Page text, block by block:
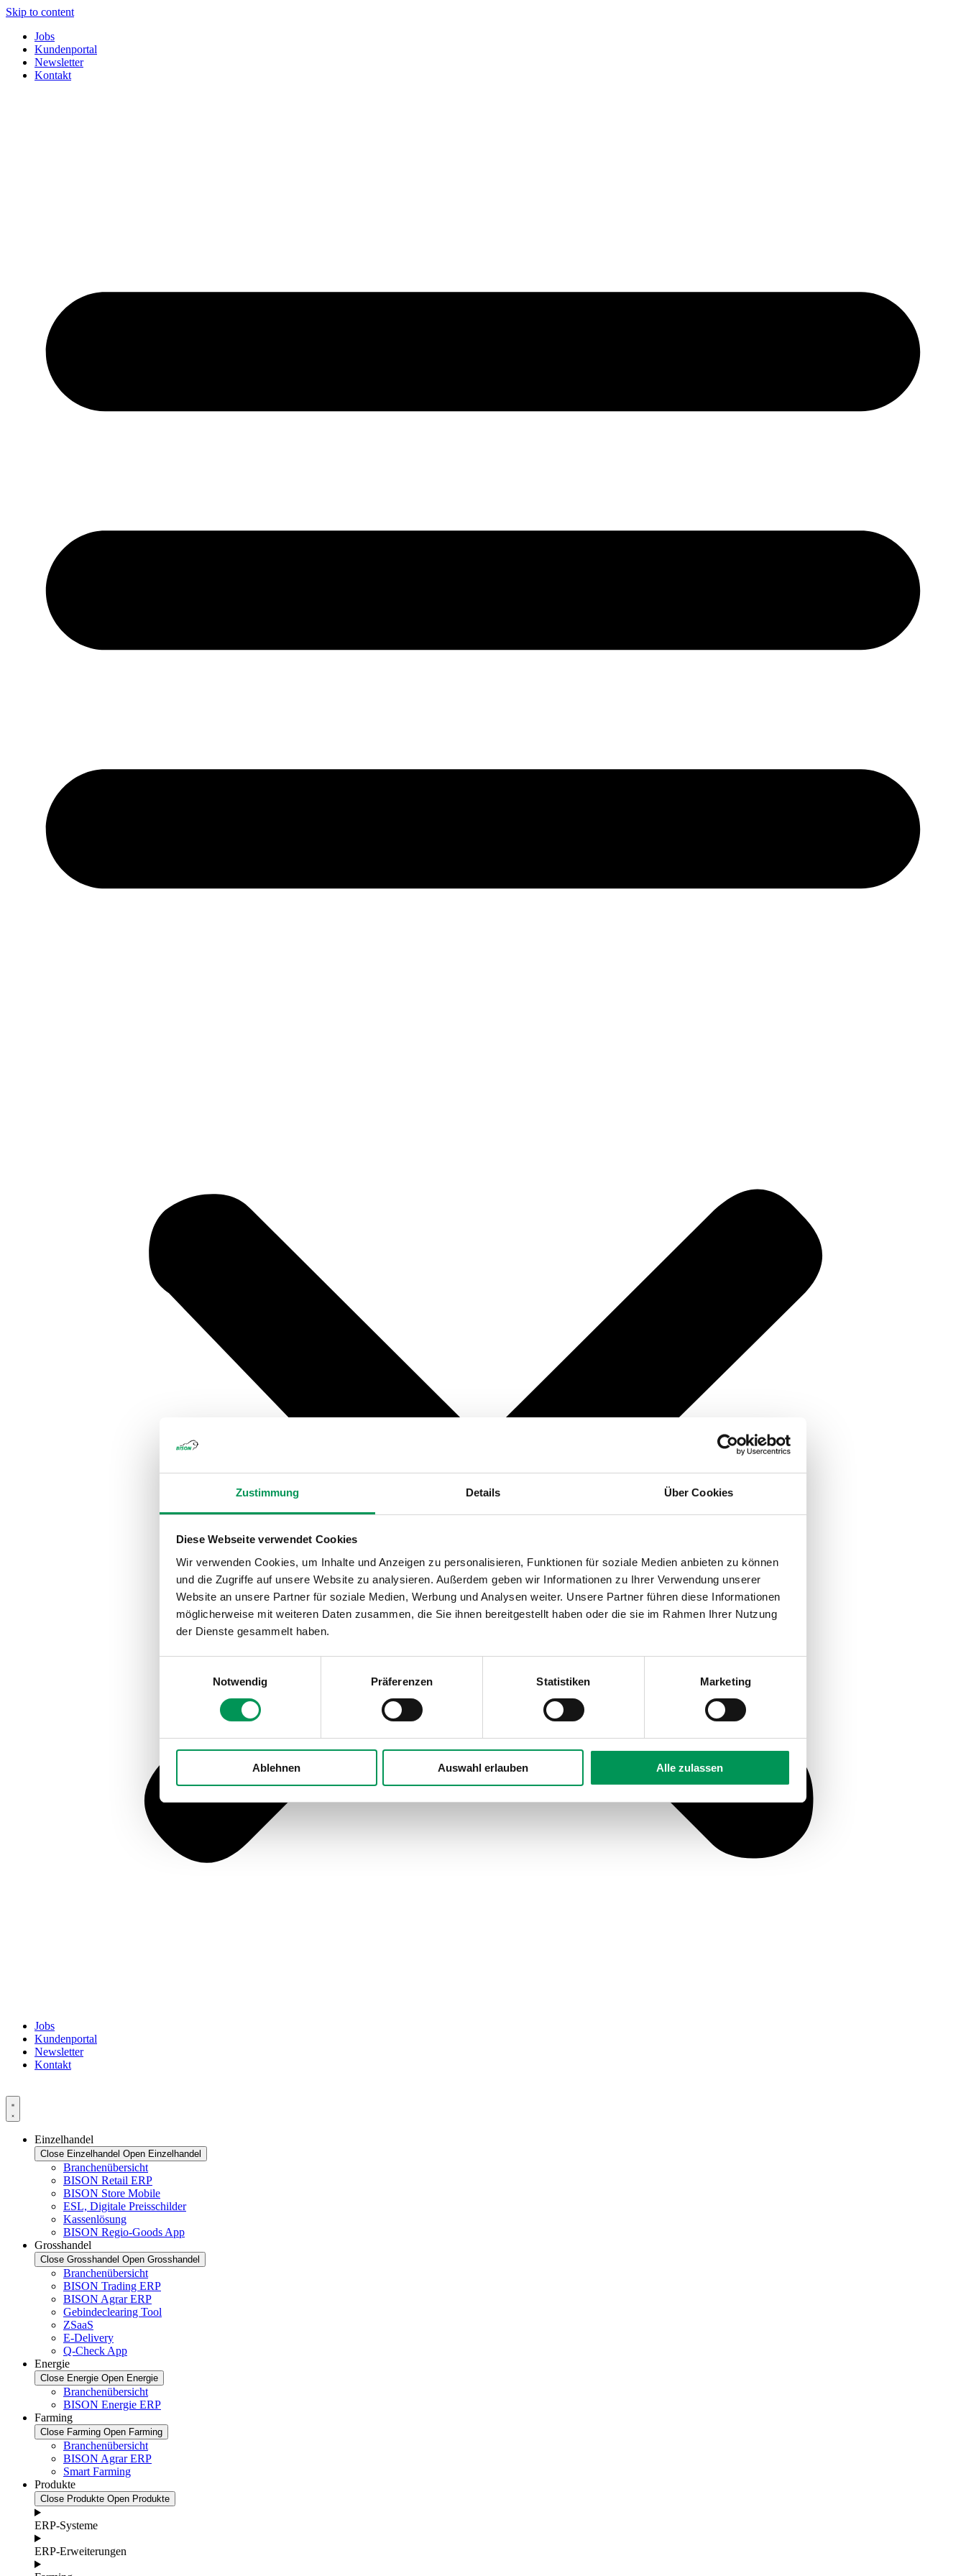
Zustimmung Details Über Cookies
Diese Webseite verwendet Cookies
Wir verwenden Cookies, um Inhalte und Anzeigen zu personalisieren, Funktionen für soziale Medien anbieten zu können
und die Zugriffe auf unsere Website zu analysieren. Außerdem geben wir Informationen zu Ihrer Verwendung unserer
Website an unsere Partner für soziale Medien, Werbung und Analysen weiter. Unsere Partner führen diese Informationen
möglicherweise mit weiteren Daten zusammen, die Sie ihnen bereitgestellt haben oder die sie im Rahmen Ihrer Nutzung
der Dienste gesammelt haben.
Notwendig
Präferenzen Statistiken Marketing
Ablehnen Auswahl erlauben Alle zulassen
Skip to content
Jobs
Kundenportal
Newsletter
Kontakt
Jobs
Kundenportal
Newsletter
Kontakt
Einzelhandel
Close Einzelhandel Open Einzelhandel
Branchenübersicht
BISON Retail ERP
BISON Store Mobile
ESL, Digitale Preisschilder
Kassenlösung
BISON Regio-Goods App
Grosshandel
Close Grosshandel Open Grosshandel
Branchenübersicht
BISON Trading ERP
BISON Agrar ERP
Gebindeclearing Tool
ZSaaS
E-Delivery
Q-Check App
Energie
Close Energie Open Energie
Branchenübersicht
BISON Energie ERP
Farming
Close Farming Open Farming
Branchenübersicht
BISON Agrar ERP
Smart Farming
Produkte
Close Produkte Open Produkte
ERP-Systeme
ERP-Erweiterungen